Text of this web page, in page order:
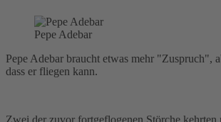
Pepe Adebar
Pepe Adebar braucht etwas mehr "Zuspruch",
dass er fliegen kann.